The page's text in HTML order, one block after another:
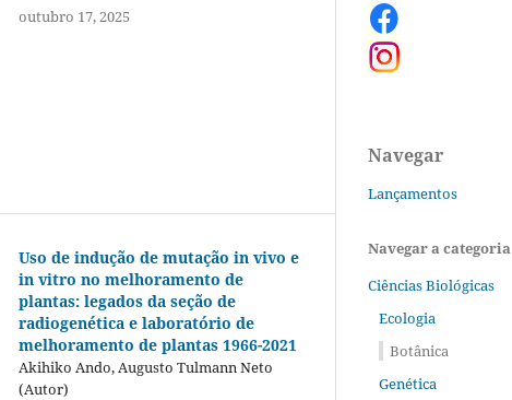
outubro 17, 2025
Uso de indução de mutação in vivo e
in vitro no melhoramento de
plantas: legados da seção de
radiogenética e laboratório de
melhoramento de plantas 1966-2021
Akihiko Ando, Augusto Tulmann Neto
(Autor)
Navegar
Lançamentos
Navegar a categoria
Ciências Biológicas
Ecologia
Botânica
Genética